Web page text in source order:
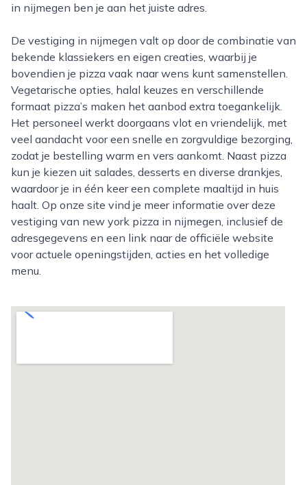
in nijmegen ben je aan het juiste adres.
De vestiging in nijmegen valt op door de combinatie van
bekende klassiekers en eigen creaties, waarbij je
bovendien je pizza vaak naar wens kunt samenstellen.
Vegetarische opties, halal keuzes en verschillende
formaat pizza’s maken het aanbod extra toegankelijk.
Het personeel werkt doorgaans vlot en vriendelijk, met
veel aandacht voor een snelle en zorgvuldige bezorging,
zodat je bestelling warm en vers aankomt. Naast pizza
kun je kiezen uit salades, desserts en diverse drankjes,
waardoor je in één keer een complete maaltijd in huis
haalt. Op onze site vind je meer informatie over deze
vestiging van new york pizza in nijmegen, inclusief de
adresgegevens en een link naar de officiële website
voor actuele openingstijden, acties en het volledige
menu.